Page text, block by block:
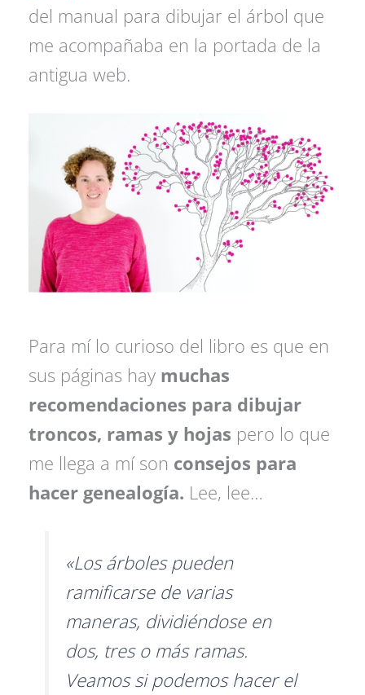
del manual para dibujar el árbol que
me acompañaba en la portada de la
antigua web.
Para mí lo curioso del libro es que en
sus páginas hay muchas
recomendaciones para dibujar
troncos, ramas y hojas pero lo que
me llega a mí son consejos para
hacer genealogía. Lee, lee…
«Los árboles pueden
ramificarse de varias
maneras, dividiéndose en
dos, tres o más ramas.
Veamos si podemos hacer el